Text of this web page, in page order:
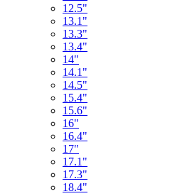
12.5"
13.1"
13.3"
13.4"
14"
14.1"
14.5"
15.4"
15.6"
16"
16.4"
17"
17.1"
17.3"
18.4"